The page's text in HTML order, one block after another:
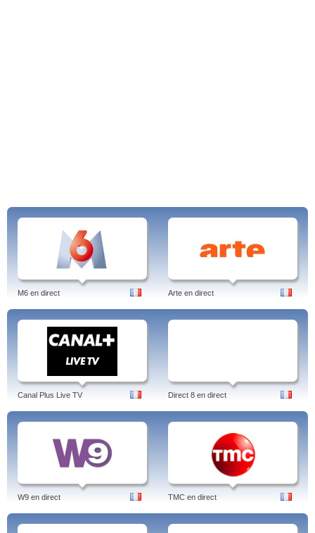
M6 en direct Arte en direct
Canal Plus Live TV Direct 8 en direct
W9 en direct TMC en direct